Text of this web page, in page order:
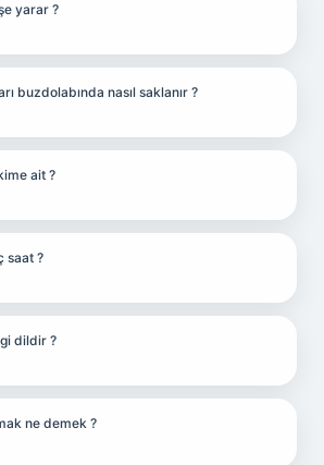
yarar ?
buzdolabında nasıl saklanır ?
ait ?
saat ?
dildir ?
ne demek ?